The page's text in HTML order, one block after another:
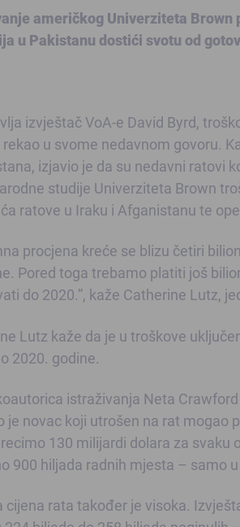
američkog Univerziteta
u Pakistanu dostići svotu od
izvještač VoA-e David Byrd,
rekao u svome nedavnom govoru.
izjavio je da su nedavni ratovi
studije Univerziteta Brown
ratove u Iraku i Afganistanu te
procjena kreće se blizu četiri
Pored toga trebamo platiti još
do 2020.”, kaže Catherine Lutz,
Lutz kaže da je u troškove
2020. godine.
istraživanja Neta
je novac koji utrošen na rat mogao
130 milijardi dolara za
900 hiljada radnih mjesta – samo
cijena rata također je visoka.